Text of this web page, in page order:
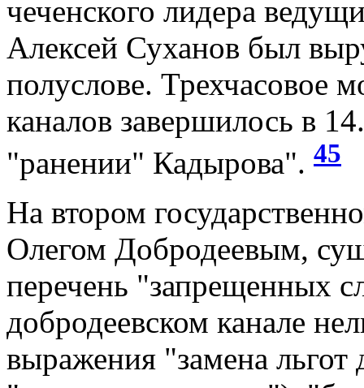
чеченского лидера
Алексей Суханов был
полуслове. Трехчасовое
каналов завершилось в
"ранении" Кадырова". 45
На втором
Олегом Добродеевым,
перечень "запрещенных
добродеевском канале
выражения "замена льгот